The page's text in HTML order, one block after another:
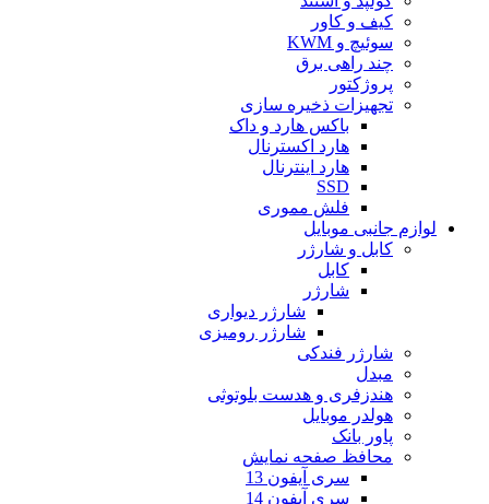
کیف و کاور
سوئیچ و KWM
چند راهی برق
پروژکتور
تجهیزات ذخیره سازی
باکس هارد و داک
هارد اکسترنال
هارد اینترنال
SSD
فلش مموری
لوازم جانبی موبایل
کابل و شارژر
کابل
شارژر
شارژر دیواری
شارژر رومیزی
شارژر فندکی
مبدل
هندزفری و هدست بلوتوثی
هولدر موبایل
پاور بانک
محافظ صفحه نمایش
سری آیفون 13
سری آیفون 14